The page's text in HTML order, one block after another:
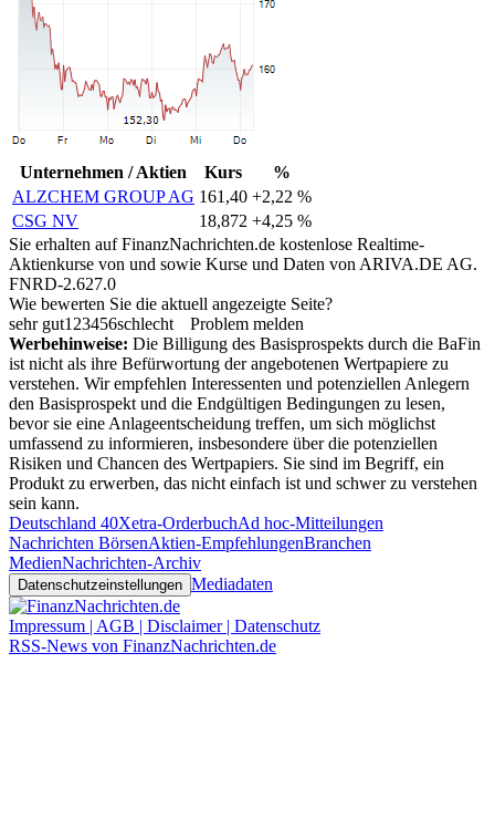
Unternehmen / Aktien Kurs
%
ALZCHEM GROUP AG 161,40 +2,22 %
CSG NV
18,872 +4,25 %
Sie erhalten auf FinanzNachrichten.de kostenlose Realtime-
Aktienkurse von und sowie Kurse und Daten von ARIVA.DE AG.
FNRD-2.627.0
Wie bewerten Sie die aktuell angezeigte Seite?
sehr gut1 23456schlecht
Problem melden
Werbehinweise: Die Billigung des Basisprospekts durch die BaFin
ist nicht als ihre Befürwortung der angebotenen Wertpapiere zu
verstehen. Wir empfehlen Interessenten und potenziellen Anlegern
den Basisprospekt und die Endgültigen Bedingungen zu lesen,
bevor sie eine Anlageentscheidung treffen, um sich möglichst
umfassend zu informieren, insbesondere über die potenziellen
Risiken und Chancen des Wertpapiers. Sie sind im Begriff, ein
Produkt zu erwerben, das nicht einfach ist und schwer zu verstehen
sein kann.
Deutschland 40Xetra-OrderbuchAd hoc-Mitteilungen
Nachrichten BörsenAktien-EmpfehlungenBranchen
MedienNachrichten-Archiv
Datenschutzeinstellungen Mediadaten
Impressum | AGB | Disclaimer | Datenschutz
RSS-News von FinanzNachrichten.de